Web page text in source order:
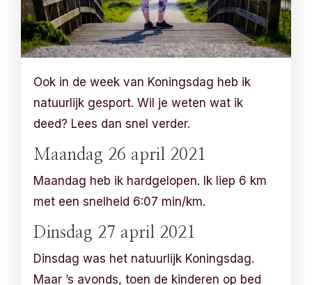
Ook in de week van Koningsdag heb ik
natuurlijk gesport. Wil je weten wat ik
deed? Lees dan snel verder.
Maandag 26 april 2021
Maandag heb ik hardgelopen. Ik liep 6 km
met een snelheid 6:07 min/km.
Dinsdag 27 april 2021
Dinsdag was het natuurlijk Koningsdag.
Maar ’s avonds, toen de kinderen op bed